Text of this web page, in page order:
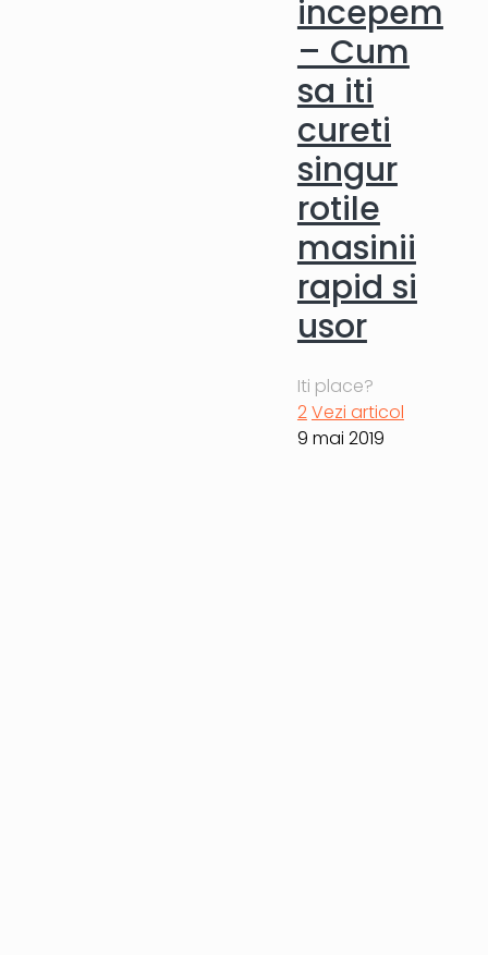
incepem
– Cum
sa iti
cureti
singur
rotile
masinii
rapid si
usor
Iti place?
2Vezi articol
9 mai 2019